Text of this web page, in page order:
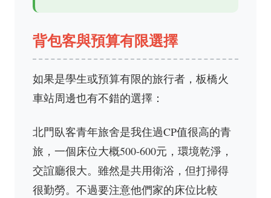
背包客與預算有限選擇
如果是學生或預算有限的旅行者，板橋火
車站周邊也有不錯的選擇：
北門臥客青年旅舍是我住過CP值很高的青
旅，一個床位大概500-600元，環境乾淨，
交誼廳很大。雖然是共用衛浴，但打掃得
很勤勞。不過要注意他們家的床位比較